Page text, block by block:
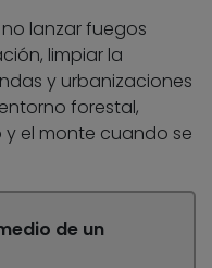
lanzar fuegos
limpiar la
y urbanizaciones
forestal,
el monte cuando se
de un